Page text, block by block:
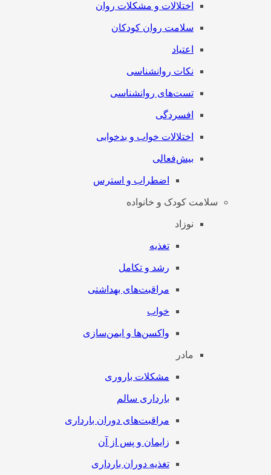
اختلالات و مشکلات روان
سلامت روان کودکان
اعتیاد
نکات روانشناسی
تست‌های روانشناسی
افسردگی
اختلالات خواب و بدخوابی
بیش‌فعالی
اضطراب و استرس
سلامت کودک و خانواده
نوزاد
تغذیه
رشد و تکامل
مراقبت‌های بهداشتی
خواب
واکسن‌ها و ایمن‌سازی
مادر
مشکلات باروری
بارداری سالم
مراقبت‌های دوران بارداری
زایمان و پس از آن
تغذیه دوران بارداری